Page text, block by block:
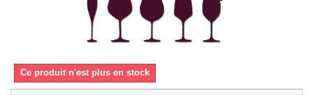
Ce produit n'est plus en stock